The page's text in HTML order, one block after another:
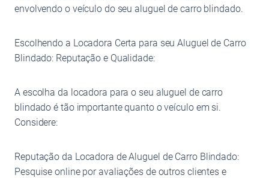
envolvendo o veículo do seu aluguel de carro blindado.
Escolhendo a Locadora Certa para seu Aluguel de Carro
Blindado: Reputação e Qualidade:
A escolha da locadora para o seu aluguel de carro
blindado é tão importante quanto o veículo em si.
Considere:
Reputação da Locadora de Aluguel de Carro Blindado:
Pesquise online por avaliações de outros clientes e